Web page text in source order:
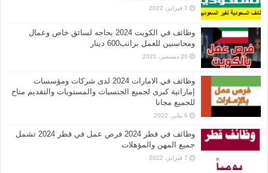
7 فبراير، 2022
وظائف في الكويت 2024 بحاجه لسائق خاص وعمال
ومحاسبين للعمل براتب600 دينار
20 ديسمبر، 2021
وظائف في الامارات 2024 لدى شركات ومؤسسات
إماراتية كبرى لجميع الجنسيات والمستويات والتقديم متاح
للجميع مجانا
6 يناير، 2022
وظائف في قطر 2024 فرص عمل في قطر 2024 تشمل
جميع المهن والمؤهلات
7 فبراير، 2022